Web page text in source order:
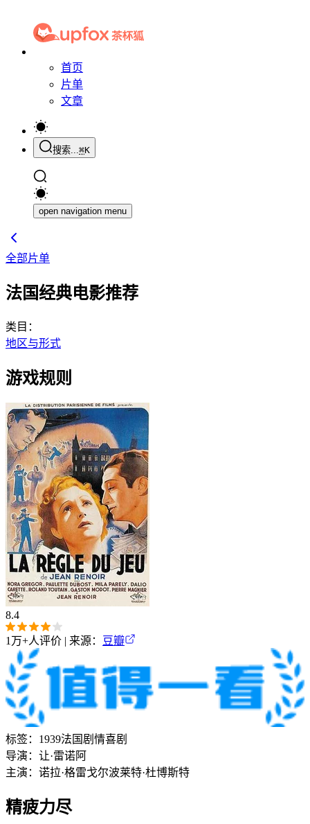
首页
片单
文章
搜索...⌘K
open navigation menu
全部片单
法国经典电影推荐
类目：
地区与形式
游戏规则
8.4
1万+人评价 | 来源： 豆瓣
标签： 1939法国 剧情喜剧
导演： 让·雷诺阿
主演： 诺拉·格雷戈尔波莱特·杜博斯特
精疲力尽